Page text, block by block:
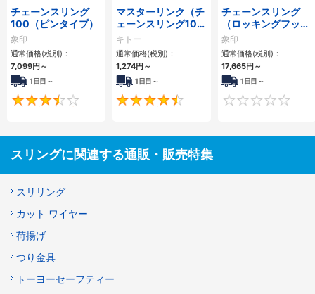
チェーンスリング
100（ピンタイプ）
象印
通常価格(税別)：
7,099円 ～
1日目～
3.5
マスターリンク（チ
ェーンスリング100
用・アイタイプ）
キトー
通常価格(税別)：
1,274円 ～
1日目～
4.5
チェーンスリング
（ロッキングフック
タイプ）
象印
通常価格(税別)：
17,665円 ～
1日目～
スリングに関連する通販・販売特集
スリリング
カット ワイヤー
荷揚げ
つり金具
トーヨーセーフティー